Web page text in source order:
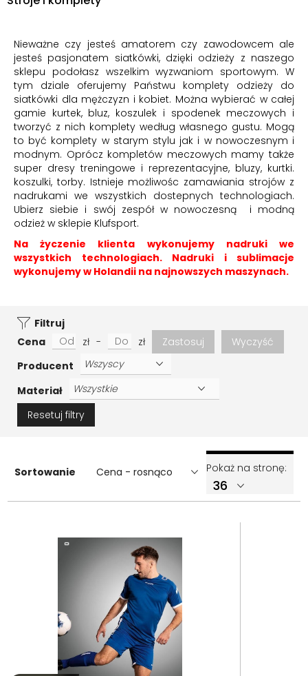
Nieważne czy jesteś amatorem czy zawodowcem ale
jesteś pasjonatem siatkówki, dzięki odzieży z naszego
sklepu podołasz wszelkim wyzwaniom sportowym. W
tym dziale oferujemy Państwu komplety odzieży do
siatkówki dla mężczyzn i kobiet. Można wybierać w całej
gamie kurtek, bluz, koszulek i spodenek meczowych i
tworzyć z nich komplety według własnego gustu. Mogą
to być komplety w starym stylu jak i w nowoczesnym i
modnym. Oprócz kompletów meczowych mamy także
super dresy treningowe i reprezentacyjne, bluzy, kurtki.
koszulki, torby. Istnieje możliwośc zamawiania strojów z
nadrukami we wszystkich dostepnych technologiach.
Ubierz siebie i swój zespół w nowoczesną i modną
odzież w sklepie Klufsport.
Na życzenie klienta wykonujemy nadruki we
wszystkich technologiach. Nadruki i sublimacje
wykonujemy w Holandii na najnowszych maszynach.
Filtruj
Cena
zł - zł Zastosuj
Wyczyść
Producent
Materiał
Resetuj filtry
Sortowanie Cena - rosnąco Pokaż na stronę: